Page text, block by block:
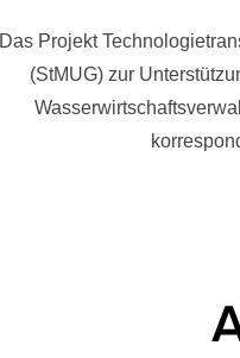
Das Projekt
(StMUG) zur